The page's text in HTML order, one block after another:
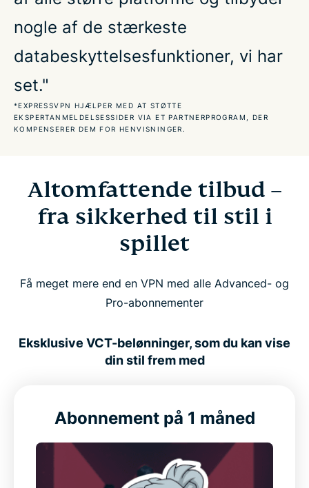
Det siger gamerne om os
Prøv en risikofri VPN til Valorant
Sådan spiller du Valorant med ExpressVPN
Den bedste gamingydeevne til Valorant
Global adgang for spillere på farten
Beskyt din forbindelse, mens du spiller Valorant
Ofte stillede spørgsmål om den bedste VPN til
nogle af de stærkeste
databeskyttelsesfunktioner, vi har
set."
*EXPRESSVPN HJÆLPER MED AT STØTTE
EKSPERTANMELDELSESSIDER VIA ET PARTNERPROGRAM, DER
KOMPENSERER DEM FOR HENVISNINGER.
Altomfattende tilbud –
fra sikkerhed til stil i
spillet
Få meget mere end en VPN med alle Advanced- og
Pro-abonnementer
Eksklusive VCT-belønninger, som du kan vise
din stil frem med
Abonnement på 1 måned